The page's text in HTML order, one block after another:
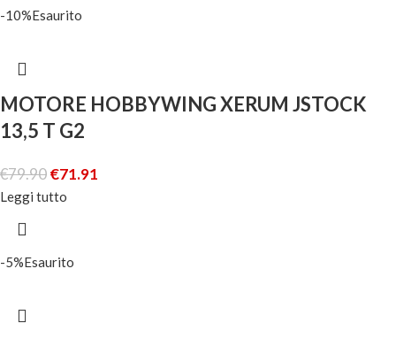
-10%Esaurito
MOTORE HOBBYWING XERUM JSTOCK
13,5 T G2
€79.90€71.91
Leggi tutto
-5%Esaurito